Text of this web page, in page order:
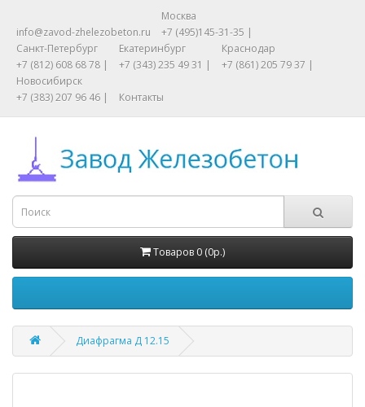
info@zavod-zhelezobeton.ru
Москва
+7 (495)145-31-35 |
Санкт-Петербург
+7 (812) 608 68 78 |
Екатеринбург
+7 (343) 235 49 31 |
Краснодар
+7 (861) 205 79 37 |
Новосибирск
+7 (383) 207 96 46 |
Контакты
Товаров 0 (0р.)
Диафрагма Д 12.15